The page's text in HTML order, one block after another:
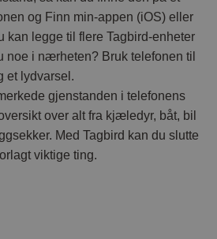
og Finn min-appen (iOS) eller
kan legge til flere Tagbird-enheter
noe i nærheten? Bruk telefonen til
et lydvarsel.
gjenstanden i telefonens
over alt fra kjæledyr, båt, bil
Med Tagbird kan du slutte
viktige ting.